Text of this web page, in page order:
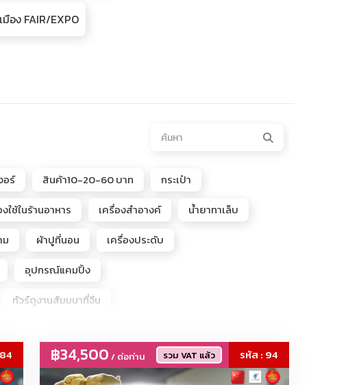
มือง FAIR/EXPO
อร์ สินค้า10-20-60 บาท
กระเป๋า
ใช้ในร้านอาหาร เครื่องสำอางค์
น้ำยาทาเล็บ
ผ้าปูที่นอน
เครื่องประดับ
อุปกรณ์แคมปิ้ง
ทัวร์ดูงานสัมมนาที่จีน
฿34,500 / ต่อท่าน รวม VAT แล้ว รหัส : 94